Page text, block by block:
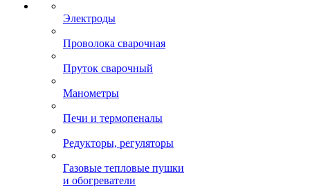
Электроды
Проволока сварочная
Пруток сварочный
Манометры
Печи и термопеналы
Редукторы, регуляторы
Газовые тепловые пушки
и обогреватели